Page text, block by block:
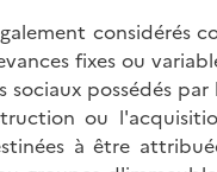
considérés
fixes ou
sociaux possédés
ou
à être